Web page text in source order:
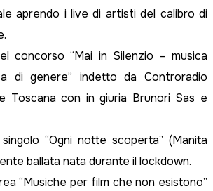
aprendo i live di artisti del calibro di
concorso “Mai in Silenzio – musica
di genere” indetto da Controradio
Toscana con in giuria Brunori Sas e
“Ogni notte scoperta” (Manita
ballata nata durante il lockdown.
“Musiche per film che non esistono”